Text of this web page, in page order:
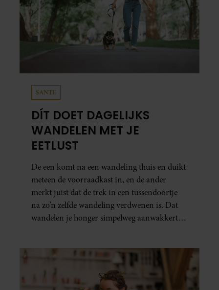
SANTE
DÍT DOET DAGELIJKS
WANDELEN MET JE
EETLUST
De een komt na een wandeling thuis en duikt
meteen de voorraadkast in, en de ander
merkt juist dat de trek in een tussendoortje
na zo’n zelfde wandeling verdwenen is. Dat
wandelen je honger simpelweg aanwakkert,